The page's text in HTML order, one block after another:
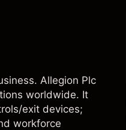
Allegion Plc
worldwide. It
exit devices;
workforce